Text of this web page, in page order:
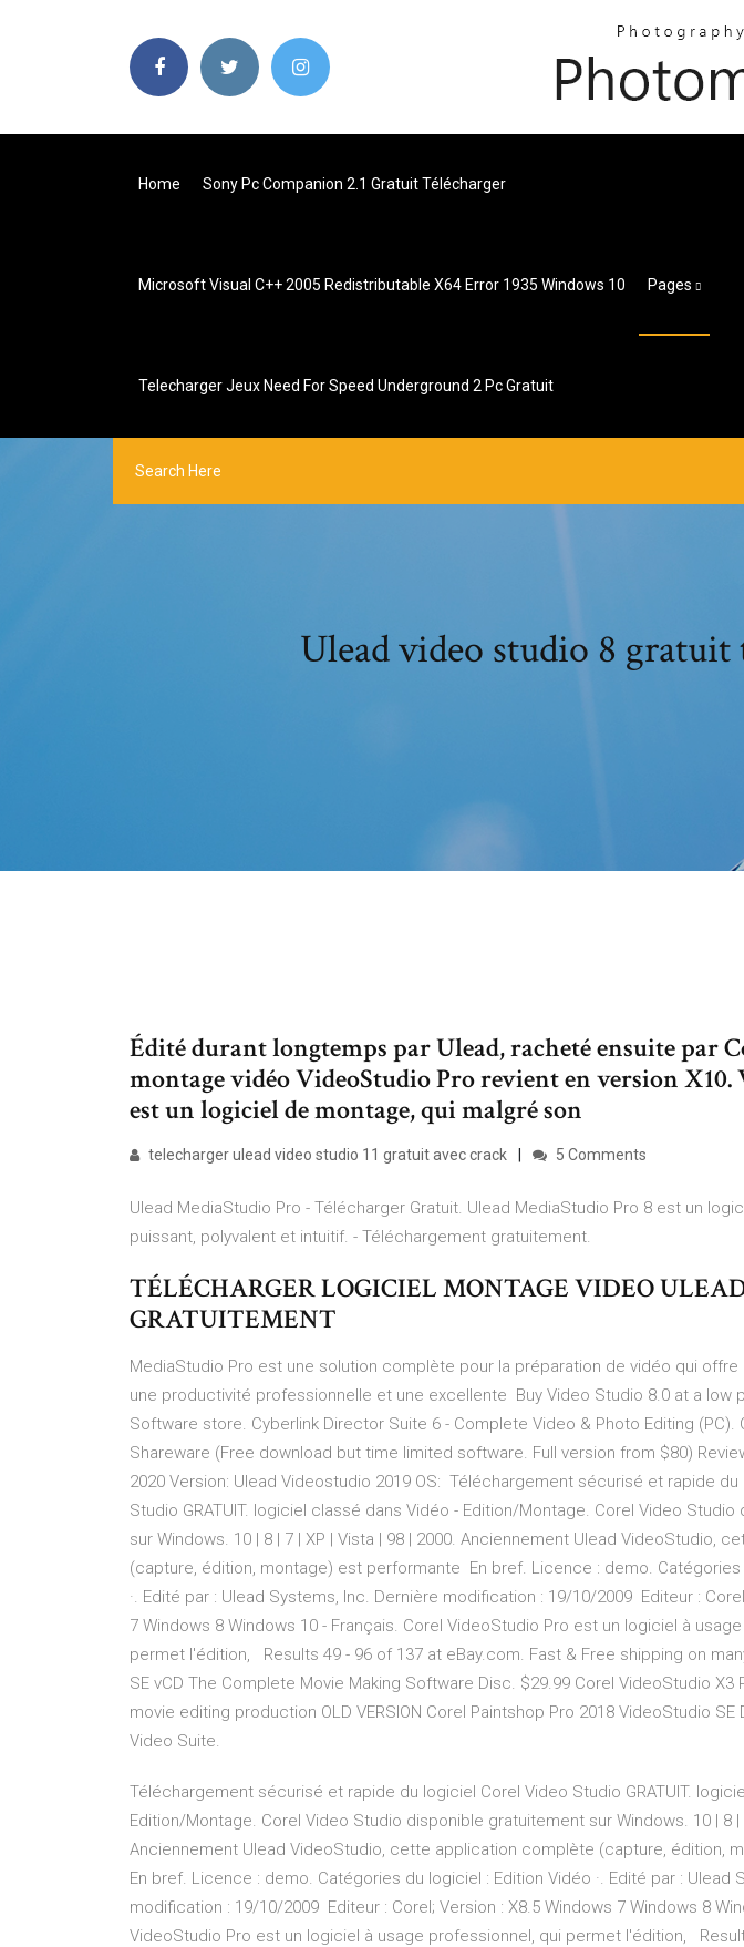
Home Sony Pc Companion 2.1 Gratuit Télécharger
Microsoft Visual C++ 2005 Redistributable X64 Error 1935 Windows 10 Pages
Telecharger Jeux Need For Speed Underground 2 Pc Gratuit
Ulead video studio 8
Édité durant longtemps par Ulead, racheté ensuite par
montage vidéo VideoStudio Pro revient en version X10.
est un logiciel de montage, qui malgré son
telecharger ulead video studio 11 gratuit avec crack 5 Comments
Ulead MediaStudio Pro - Télécharger Gratuit. Ulead MediaStudio Pro 8 est un
puissant, polyvalent et intuitif. - Téléchargement gratuitement.
TÉLÉCHARGER LOGICIEL MONTAGE VIDEO
GRATUITEMENT
MediaStudio Pro est une solution complète pour la préparation de vidéo qui
une productivité professionnelle et une excellente Buy Video Studio 8.0 at a low
Software store. Cyberlink Director Suite 6 - Complete Video & Photo Editing (PC).
Shareware (Free download but time limited software. Full version from $80)
2020 Version: Ulead Videostudio 2019 OS: Téléchargement sécurisé et rapide
Studio GRATUIT. logiciel classé dans Vidéo - Edition/Montage. Corel Video
sur Windows. 10 | 8 | 7 | XP | Vista | 98 | 2000. Anciennement Ulead VideoStudio,
(capture, édition, montage) est performante En bref. Licence : demo. Catégories
·. Edité par : Ulead Systems, Inc. Dernière modification : 19/10/2009 Editeur :
7 Windows 8 Windows 10 - Français. Corel VideoStudio Pro est un logiciel à
permet l'édition, Results 49 - 96 of 137 at eBay.com. Fast & Free shipping on
SE vCD The Complete Movie Making Software Disc. $29.99 Corel VideoStudio X3
movie editing production OLD VERSION Corel Paintshop Pro 2018 VideoStudio
Video Suite.
Téléchargement sécurisé et rapide du logiciel Corel Video Studio GRATUIT.
Edition/Montage. Corel Video Studio disponible gratuitement sur Windows. 10 | 8 |
Anciennement Ulead VideoStudio, cette application complète (capture, édition,
En bref. Licence : demo. Catégories du logiciel : Edition Vidéo ·. Edité par : Ulead
modification : 19/10/2009 Editeur : Corel; Version : X8.5 Windows 7 Windows 8
VideoStudio Pro est un logiciel à usage professionnel, qui permet l'édition,